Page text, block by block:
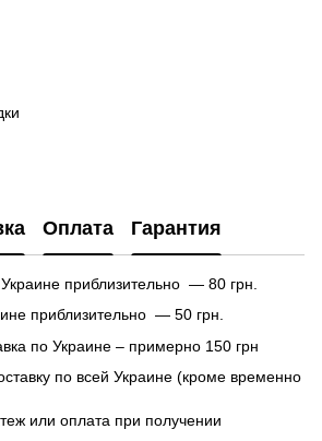
Оплата Гарантия
приблизительно — 80 грн.
приблизительно — 50 грн.
по Украине – примерно 150 грн
по всей Украине (кроме временно
или оплата при получении